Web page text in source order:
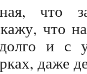
что
что
и с
даже